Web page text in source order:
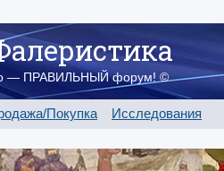
— ПРАВИЛЬНЫЙ форум! ©
Покупка Исследования